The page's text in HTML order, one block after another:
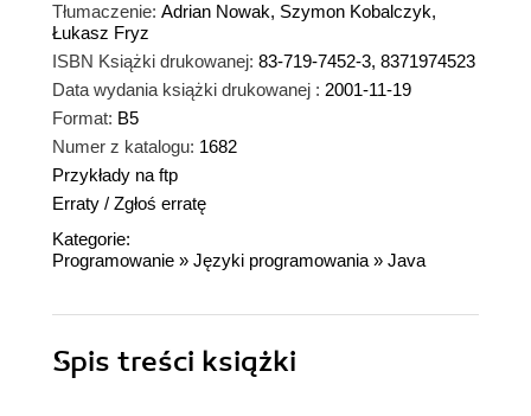
Tłumaczenie: Adrian Nowak, Szymon Kobalczyk,
Łukasz Fryz
ISBN Książki drukowanej: 83-719-7452-3, 8371974523
Data wydania książki drukowanej : 2001-11-19
Format: B5
Numer z katalogu: 1682
Przykłady na ftp
Erraty / Zgłoś erratę
Kategorie:
Programowanie » Języki programowania» Java
Spis treści książki